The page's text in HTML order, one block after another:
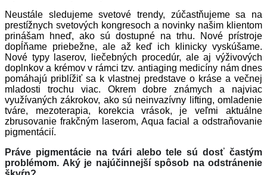
Neustále sledujeme svetové trendy, zúčastňujeme sa na
prestížnych svetových kongresoch a novinky našim klientom
prinášam hneď, ako sú dostupné na trhu.
Nové prístroje
dopĺňame priebežne, ale až keď ich klinicky vyskúšame.
Nové typy laserov, liečebných procedúr, ale aj výživových
doplnkov a krémov v rámci tzv. antiaging medicíny nám dnes
pomáhajú priblížiť sa k vlastnej predstave o kráse a večnej
mladosti trochu viac. Okrem dobre známych a najviac
využívaných zákrokov, ako sú neinvazívny lifting, omladenie
tváre, mezoterapia, korekcia vrások, je veľmi aktuálne
zbrusovanie frakčným laserom, Aqua facial a odstraňovanie
pigmentácií.
Práve pigmentácie na tvári alebo tele sú dosť častým
problémom. Aký je najúčinnejší spôsob na odstránenie